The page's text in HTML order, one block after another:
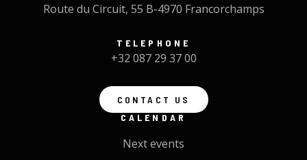
Route du Circuit, 55 B-4970 Francorchamps
TELEPHONE
+32 087 29 37 00
CONTACT US
CALENDAR
Next events